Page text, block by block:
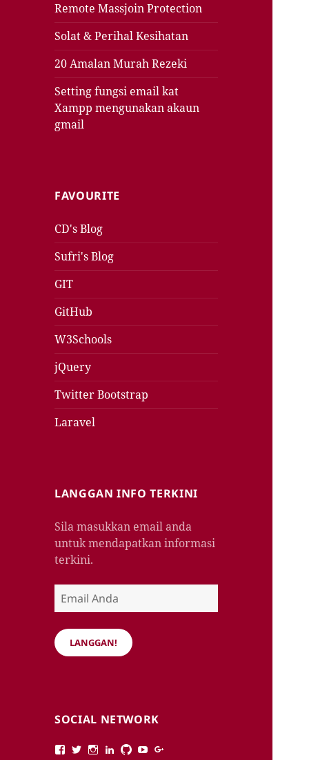
Remote Massjoin Protection
Solat & Perihal Kesihatan
20 Amalan Murah Rezeki
Setting fungsi email kat
Xampp mengunakan akaun
gmail
FAVOURITE
CD's Blog
Sufri's Blog
GIT
GitHub
W3Schools
jQuery
Twitter Bootstrap
Laravel
LANGGAN INFO TERKINI
Sila masukkan email anda
untuk mendapatkan informasi
terkini.
Email
Anda
LANGGAN!
SOCIAL NETWORK
ViewView ViewViewViewView